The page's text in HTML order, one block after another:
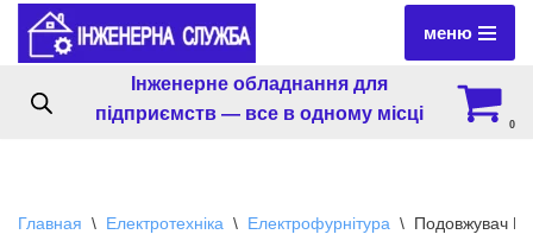
Перейти
содержимому
меню
Інженерне обладнання для
підприємств — все в одному місці
0
Главная \ Електротехніка \ Електрофурнітура \ Подовжувач